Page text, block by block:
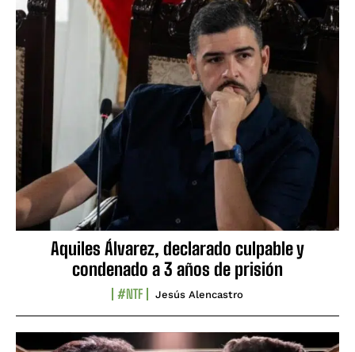
Aquiles Álvarez, declarado culpable y
condenado a 3 años de prisión
#NTF Jesús Alencastro